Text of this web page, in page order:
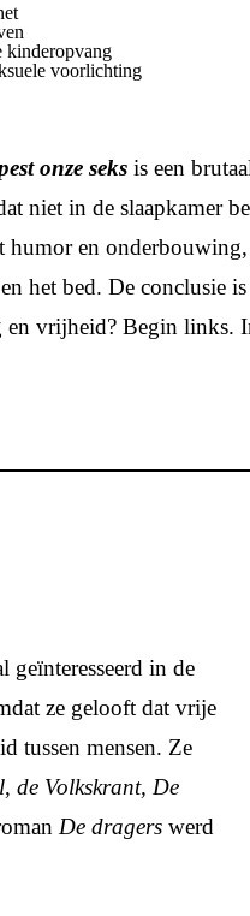
kinderopvang
voorlichting
onze seks is een
niet in de slaapkamer
humor en
het bed. De conclusie
en vrijheid? Begin links.
geïnteresseerd in de
ze gelooft dat vrije
tussen mensen. Ze
, de Volkskrant, De
De dragers werd